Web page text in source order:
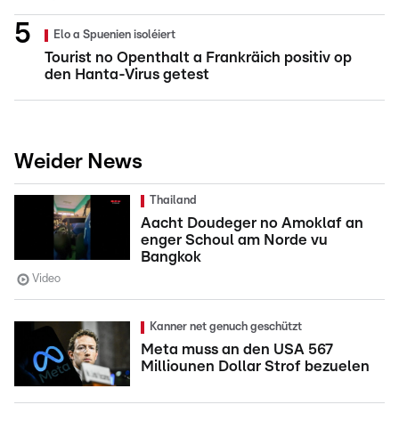
Elo a Spuenien isoléiert
Tourist no Openthalt a Frankräich positiv op
den Hanta-Virus getest
Weider News
Thailand
Aacht Doudeger no Amoklaf an
enger Schoul am Norde vu
Bangkok
Video
Kanner net genuch geschützt
Meta muss an den USA 567
Milliounen Dollar Strof bezuelen